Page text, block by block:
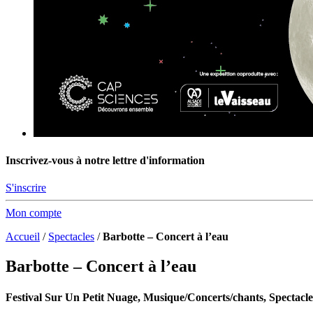
Inscrivez-vous à notre lettre d'information
S'inscrire
Mon compte
Accueil / Spectacles /Barbotte – Concert à l’eau
Barbotte – Concert à l’eau
Festival Sur Un Petit Nuage, Musique/Concerts/chants,